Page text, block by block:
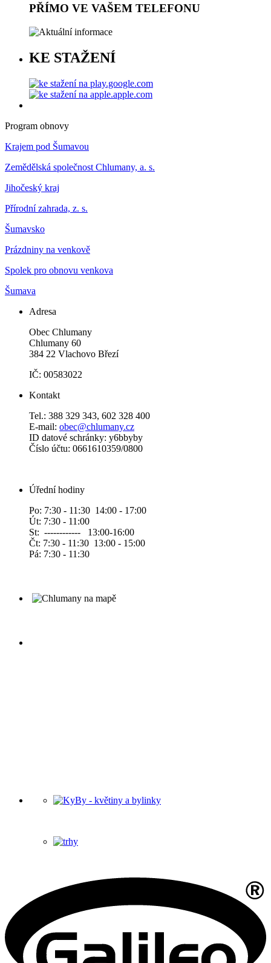
PŘÍMO VE VAŠEM TELEFONU
KE STAŽENÍ
Program obnovy
Krajem pod Šumavou
Zemědělská společnost Chlumany, a. s.
Jihočeský kraj
Přírodní zahrada, z. s.
Šumavsko
Prázdniny na venkově
Spolek pro obnovu venkova
Šumava
Adresa
Obec Chlumany
Chlumany 60
384 22 Vlachovo Březí
IČ: 00583022
Kontakt
Tel.: 388 329 343, 602 328 400
E-mail: obec@chlumany.cz
ID datové schránky: y6bbyby
Číslo účtu: 0661610359/0800
Úřední hodiny
Po: 7:30 - 11:30 14:00 - 17:00
Út: 7:30 - 11:00
St: ------------ 13:00-16:00
Čt: 7:30 - 11:30 13:00 - 15:00
Pá: 7:30 - 11:30